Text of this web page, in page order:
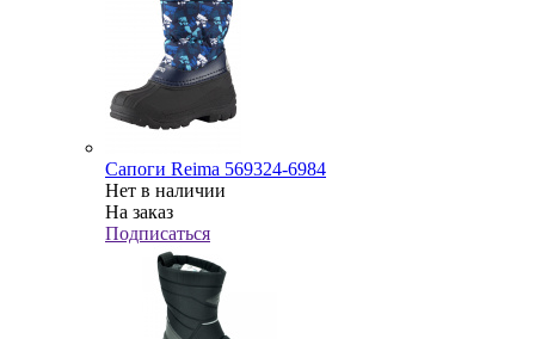
Сапоги Reima 569324-6984
Нет в наличии
На заказ
Подписаться